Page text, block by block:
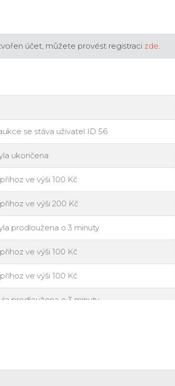
účet, můžete provést registraci zde